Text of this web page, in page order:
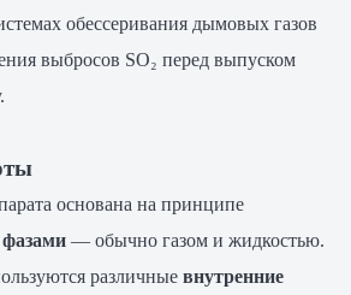
обессеривания дымовых газов
выбросов SO₂ перед выпуском
основана на принципе
— обычно газом и жидкостью.
различные внутренние